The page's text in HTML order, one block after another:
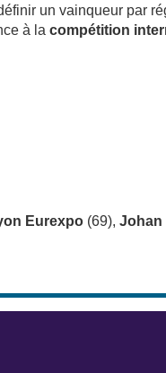
un vainqueur par
à la compétition
Eurexpo (69), Johan